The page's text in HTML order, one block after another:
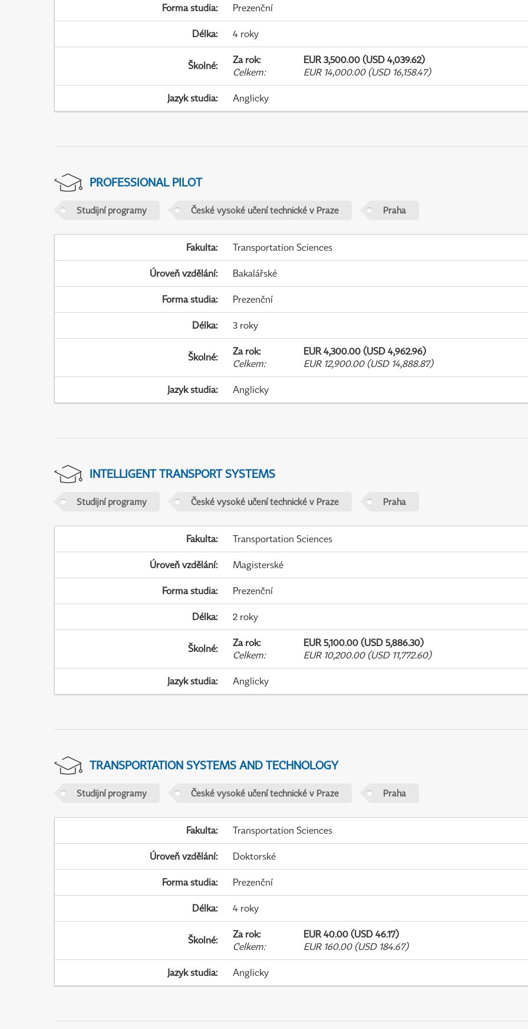
Forma studia: Prezenční
Délka: 4 roky
Školné: Za rok:
EUR 3,500.00 (USD 4,039.62)
Celkem: EUR 14,000.00 (USD 16,158.47)
Jazyk studia: Anglicky
PROFESSIONAL PILOT
Studijní programy České vysoké učení technické v Praze Praha
Fakulta: Transportation Sciences
Úroveň vzdělání: Bakalářské
Forma studia: Prezenční
Délka: 3 roky
Školné: Za rok:
EUR 4,300.00 (USD 4,962.96)
Celkem: EUR 12,900.00 (USD 14,888.87)
Jazyk studia: Anglicky
INTELLIGENT TRANSPORT SYSTEMS
Studijní programy České vysoké učení technické v Praze Praha
Fakulta: Transportation Sciences
Úroveň vzdělání: Magisterské
Forma studia: Prezenční
Délka: 2 roky
Školné: Za rok:
EUR 5,100.00 (USD 5,886.30)
Celkem: EUR 10,200.00 (USD 11,772.60)
Jazyk studia: Anglicky
TRANSPORTATION SYSTEMS AND TECHNOLOGY
Studijní programy České vysoké učení technické v Praze Praha
Fakulta: Transportation Sciences
Úroveň vzdělání: Doktorské
Forma studia: Prezenční
Délka: 4 roky
Školné: Za rok:
EUR 40.00 (USD 46.17)
Celkem: EUR 160.00 (USD 184.67)
Jazyk studia: Anglicky